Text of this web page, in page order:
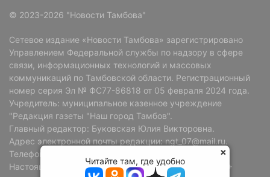
© 2023-2026 "Новости Тамбова"
Сетевое издание «Новости Тамбова» зарегистрировано
Управлением Федеральной службы по надзору в сфере
связи, информационных технологий и массовых
коммуникаций по Тамбовской области. Регистрационный
номер серия Эл № ФС77-86818 от 05 февраля 2024 года.
Учредитель: муниципальное казенное учреждение
"Редакция газеты "Наш город Тамбов".
Главный редактор: Буковская Юлия Викторовна.
Адрес электронной почты редакции: ngt_07@mail.ru.
Телефон редакции: +7 (4752) 72-69-37.
Настоящий ресурс может содержать материалы 18+
Читайте там, где удобно